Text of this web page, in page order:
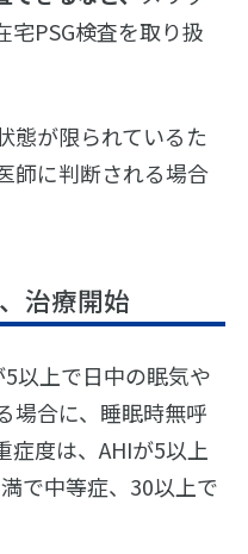
宅PSG検査を取り扱
態が限られているた
師に判断される場合
治療開始
以上で日中の眠気や
場合に、睡眠時無呼
症度は、AHIが5以上
で中等症、30以上で